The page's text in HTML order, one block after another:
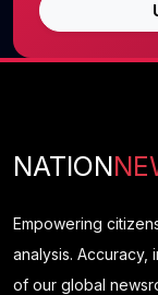
NATION
Empowering
analysis.
of our global